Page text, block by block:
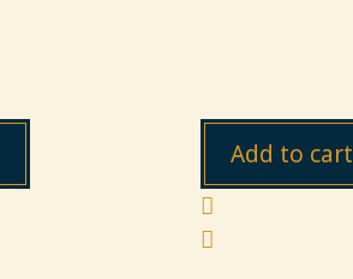
Add to cart